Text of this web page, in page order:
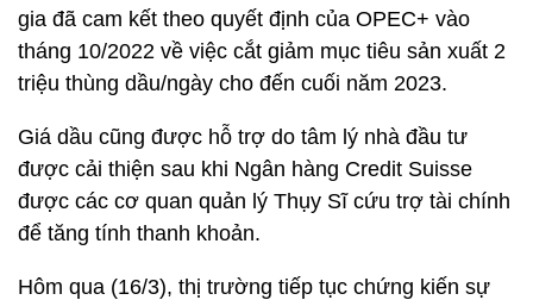
gia đã cam kết theo quyết định của OPEC+ vào
tháng 10/2022 về việc cắt giảm mục tiêu sản xuất 2
triệu thùng dầu/ngày cho đến cuối năm 2023.
Giá dầu cũng được hỗ trợ do tâm lý nhà đầu tư
được cải thiện sau khi Ngân hàng Credit Suisse
được các cơ quan quản lý Thụy Sĩ cứu trợ tài chính
để tăng tính thanh khoản.
Hôm qua (16/3), thị trường tiếp tục chứng kiến sự